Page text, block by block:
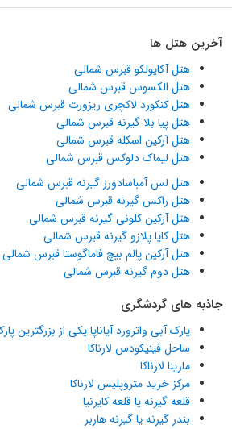
آخرین هتل ها
هتل آکاپولکو قبرس شمالی
هتل الکسوس قبرس شمالی
هتل کنکورد لاکچری ریزورت قبرس شمالی
هتل پیا بلا گیرنه قبرس شمالی
هتل آرکین اسکله قبرس شمالی
هتل لیماک دلوکس قبرس شمالی
هتل لس آمباسادورز گیرنه قبرس شمالی
هتل راکس گیرنه قبرس شمالی
هتل آرکین کلونی گیرنه قبرس شمالی
هتل کایا پلازو گیرنه قبرس شمالی
هتل آرکین پالم بیچ فاماگوستا قبرس شمالی
هتل دوم گیرنه قبرس شمالی
جاذبه های گردشگری
پارک آبی واترورد آیاناپا یکی از بزرگترین
ساحل فینیکودس لارناکا
مارینا لارناکا
مرکز خرید متروپلیس لارناکا
قلعه گیرنه یا قلعه کایرنیا
بندر گیرنه یا گیرنه هاربر